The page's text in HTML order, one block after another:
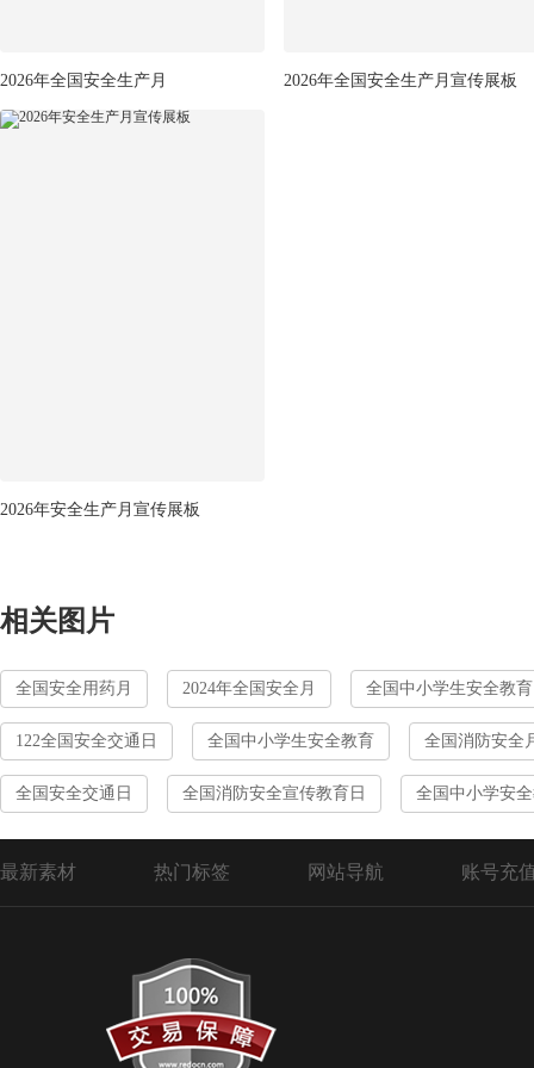
2026年全国安全生产月 2026年全国安全生产月宣传展板
2026年安全生产月宣传展板
相关图片
全国安全用药月 2024年全国安全月 全国中小学生安全教
122全国安全交通日 全国中小学生安全教育 全国消防安全
全国安全交通日 全国消防安全宣传教育日 全国中小学安
最新素材 热门标签 网站导航 账号充